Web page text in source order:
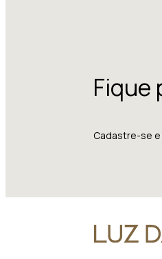
Fique
Cadastre-se